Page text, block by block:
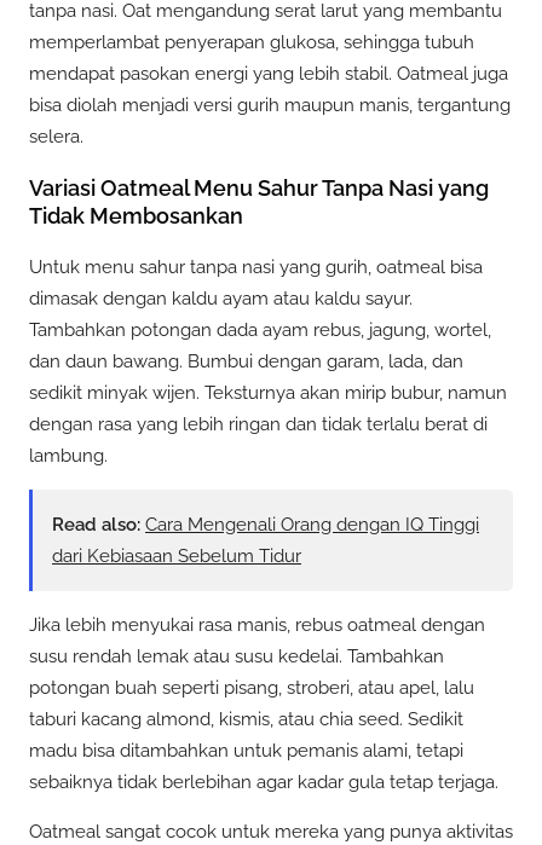
tanpa nasi. Oat mengandung serat larut yang membantu
memperlambat penyerapan glukosa, sehingga tubuh
mendapat pasokan energi yang lebih stabil. Oatmeal juga
bisa diolah menjadi versi gurih maupun manis, tergantung
selera.
Variasi Oatmeal Menu Sahur Tanpa Nasi yang
Tidak Membosankan
Untuk menu sahur tanpa nasi yang gurih, oatmeal bisa
dimasak dengan kaldu ayam atau kaldu sayur.
Tambahkan potongan dada ayam rebus, jagung, wortel,
dan daun bawang. Bumbui dengan garam, lada, dan
sedikit minyak wijen. Teksturnya akan mirip bubur, namun
dengan rasa yang lebih ringan dan tidak terlalu berat di
lambung.
Read also: Cara Mengenali Orang dengan IQ Tinggi
dari Kebiasaan Sebelum Tidur
Jika lebih menyukai rasa manis, rebus oatmeal dengan
susu rendah lemak atau susu kedelai. Tambahkan
potongan buah seperti pisang, stroberi, atau apel, lalu
taburi kacang almond, kismis, atau chia seed. Sedikit
madu bisa ditambahkan untuk pemanis alami, tetapi
sebaiknya tidak berlebihan agar kadar gula tetap terjaga.
Oatmeal sangat cocok untuk mereka yang punya aktivitas